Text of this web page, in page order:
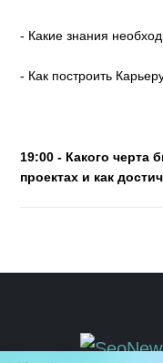
- Какие знания
- Как построить
19:00 - Какого черта
проектах и как